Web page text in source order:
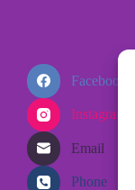
Facebook
Instagram
Email
Phone